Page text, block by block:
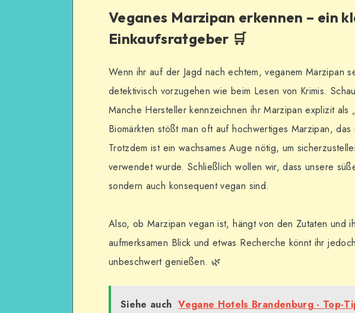
Veganes Marzipan erkennen – ein
Einkaufsratgeber 🛒
Wenn ihr auf der Jagd nach echtem, veganem Marzipan
detektivisch vorzugehen wie beim Lesen von Krimis.
Manche Hersteller kennzeichnen ihr Marzipan explizit als
Biomärkten stößt man oft auf hochwertiges Marzipan,
Trotzdem ist ein wachsames Auge nötig, um
verwendet wurde. Schließlich wollen wir, dass unsere
sondern auch konsequent vegan sind.
Also, ob Marzipan vegan ist, hängt von den Zutaten und
aufmerksamen Blick und etwas Recherche könnt ihr
unbeschwert genießen. 🌿
Siehe auch Vegane Hotels Brandenburg - Top-